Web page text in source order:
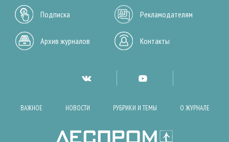
Подписка Рекламодателям
Архив журналов Контакты
ВАЖНОЕ НОВОСТИ РУБРИКИ И ТЕМЫ О ЖУРНАЛЕ